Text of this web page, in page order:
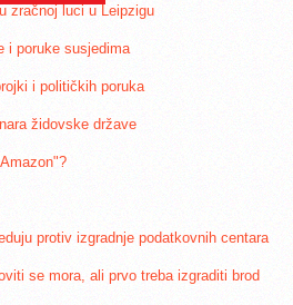
zračnoj luci u Leipzigu
i poruke susjedima
i političkih poruka
židovske države
protiv izgradnje podatkovnih centara
se mora, ali prvo treba izgraditi brod